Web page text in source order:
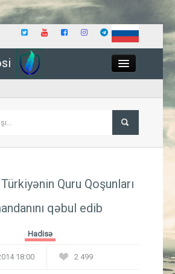
İqtisadiyyat
Quru Qoşunları
qəbul edib
Hadisə
18:00 2 499